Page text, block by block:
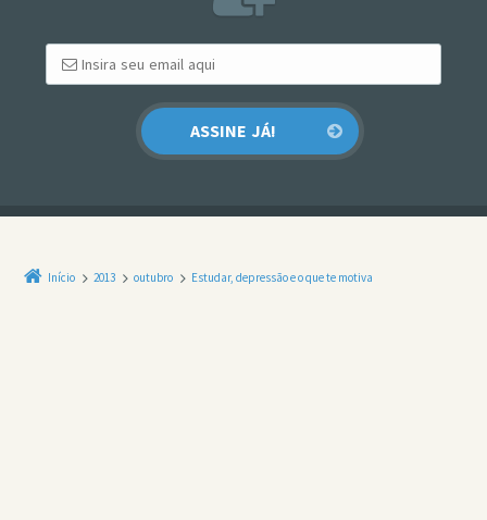
Início 2013 outubro Estudar, depressão e o que te motiva